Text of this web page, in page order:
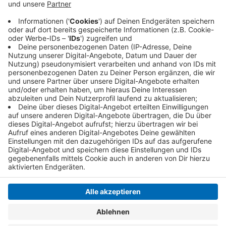
vorgeworfen. Darunter sind auch zwei Männer aus
Krefeld und Viersen. Seit Ende April läuft bereits
der Prozess gegen sie.
Veröffentlicht: Freitag, 26.06.2020 08:18
Anzeige
Anzeige